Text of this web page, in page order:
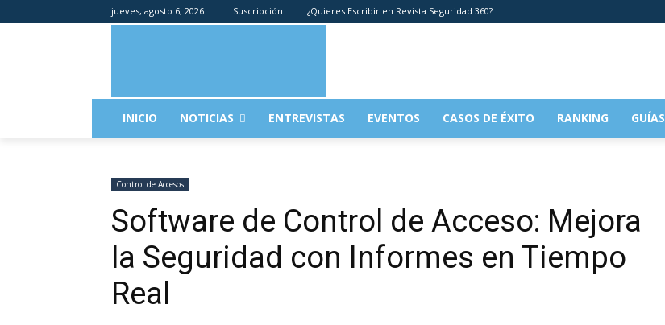
jueves, agosto 6, 2026 Suscripción ¿Quieres Escribir en Revista Seguridad 360?
INICIO NOTICIAS ENTREVISTAS EVENTOS CASOS DE ÉXITO RANKING GUÍAS
Control de Accesos
Software de Control de Acceso: Mejora
la Seguridad con Informes en Tiempo
Real